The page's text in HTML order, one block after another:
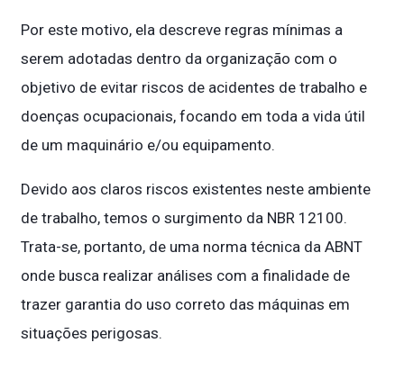
Por este motivo, ela descreve regras mínimas a
serem adotadas dentro da organização com o
objetivo de evitar riscos de acidentes de trabalho e
doenças ocupacionais, focando em toda a vida útil
de um maquinário e/ou equipamento.
Devido aos claros riscos existentes neste ambiente
de trabalho, temos o surgimento da NBR 12100.
Trata-se, portanto, de uma norma técnica da ABNT
onde busca realizar análises com a finalidade de
trazer garantia do uso correto das máquinas em
situações perigosas.